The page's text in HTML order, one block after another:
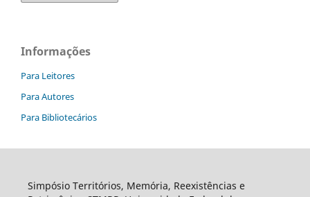
Informações
Para Leitores
Para Autores
Para Bibliotecários
Simpósio Territórios, Memória, Reexistências e